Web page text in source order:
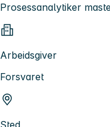
Prosessanalytiker
Arbeidsgiver
Forsvaret
Sted